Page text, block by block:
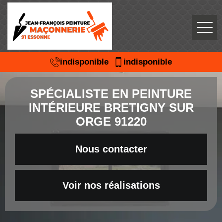
indisponible indisponible
SPÉCIALISTE EN PEINTURE
INTÉRIEURE BRETIGNY SUR
ORGE 91220
Nous contacter
Voir nos réalisations